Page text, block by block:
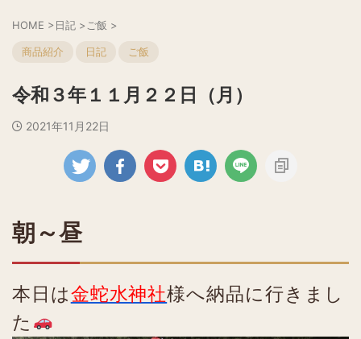
HOME >日記 > ご飯 >
商品紹介 日記 ご飯
令和３年１１月２２日（月）
2021年11月22日
朝～昼
本日は金蛇水神社様へ納品に行きまし
た